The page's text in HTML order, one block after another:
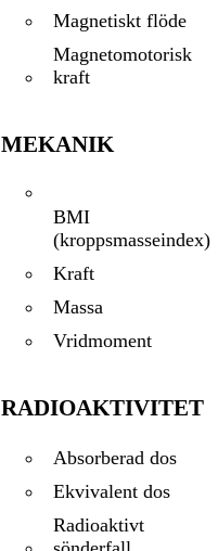
Magnetiskt flöde
Magnetomotorisk
kraft
MEKANIK
BMI
(kroppsmasseindex)
Kraft
Massa
Vridmoment
RADIOAKTIVITET
Absorberad dos
Ekvivalent dos
Radioaktivt